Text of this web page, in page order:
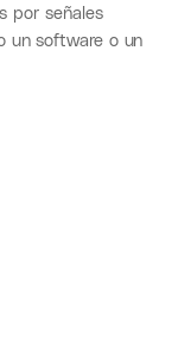
por señales
un software o un